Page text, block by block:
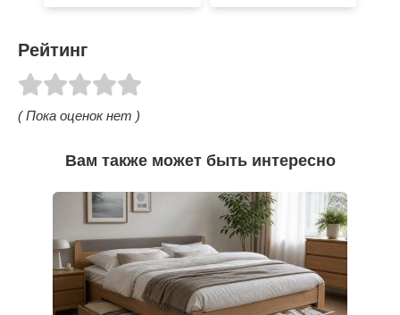
Рейтинг
( Пока оценок нет )
Вам также может быть интересно